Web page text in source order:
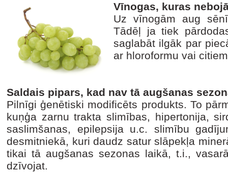
Vīnogas, kuras
Uz vīnogām aug
Tādēļ ja tiek
saglabāt ilgāk par
ar hloroformu vai
Saldais pipars, kad nav tā augšanas
Pilnīgi ģenētiski modificēts produkts. To
kuņģa zarnu trakta slimības, hipertonija,
saslimšanas, epilepsija u.c. slimību
desmitniekā, kuri daudz satur slāpekļa
tikai tā augšanas sezonas laikā, t.i.,
dzīvojat.